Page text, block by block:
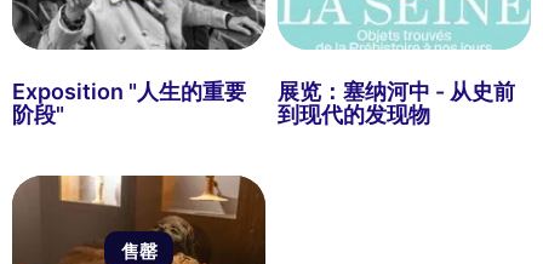
Exposition "人生的重要
阶段"
展览：塞纳河中 - 从史前
到现代的发现物
售罄